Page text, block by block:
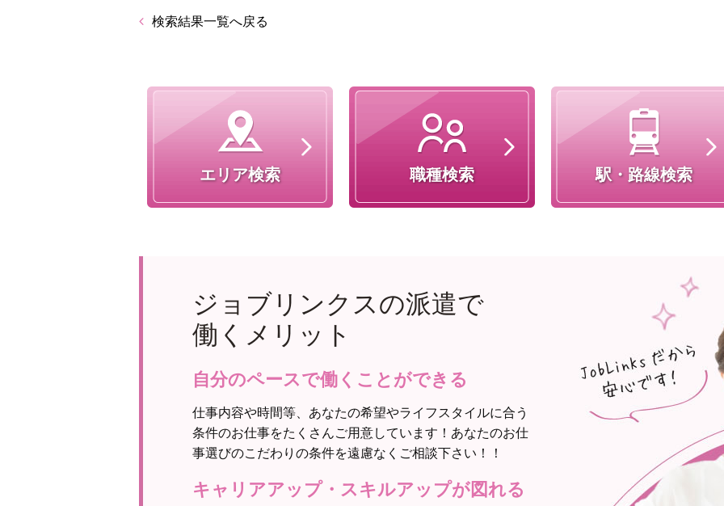
検索結果一覧へ戻る
エリア検索 職種検索 駅・路線検索
ジョブリンクスの派遣で
働くメリット
自分のペースで働くことができる
仕事内容や時間等、あなたの希望やライフスタイルに合う
条件のお仕事をたくさんご用意しています！あなたのお仕
事選びのこだわりの条件を遠慮なくご相談下さい！！
キャリアアップ・スキルアップが図れる